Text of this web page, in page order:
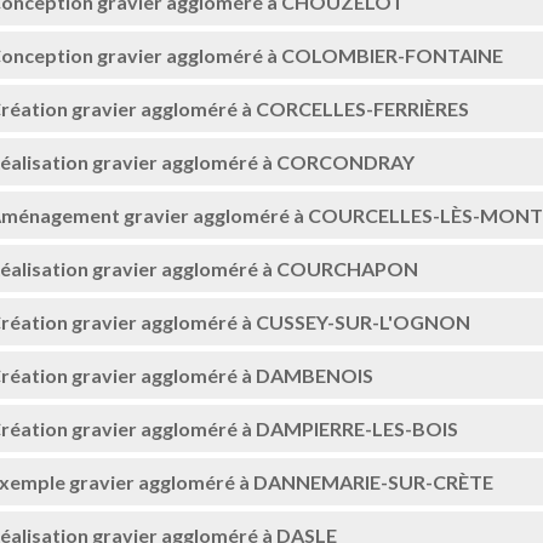
gravier aggloméré à COLOMBIER-FONTAINE
gravier aggloméré à CORCELLES-FERRIÈRES
gravier aggloméré à CORCONDRAY
gravier aggloméré à COURCELLES-LÈS-
gravier aggloméré à COURCHAPON
gravier aggloméré à CUSSEY-SUR-L'OGNON
gravier aggloméré à DAMBENOIS
gravier aggloméré à DAMPIERRE-LES-BOIS
gravier aggloméré à DANNEMARIE-SUR-CRÈTE
gravier aggloméré à DASLE